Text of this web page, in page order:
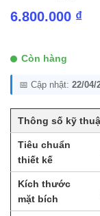
6.800.000 ₫
Còn hàng
📅 Cập nhật: 22/04/
Thông số kỹ
Tiêu chuẩn
thiết kế
Kích thước
mặt bích